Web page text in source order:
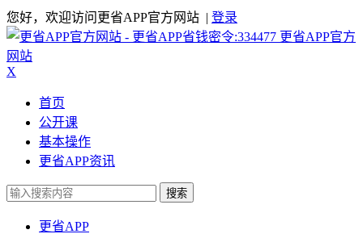
您好，欢迎访问更省APP官方网站 | 登录
更省APP官方
网站
X
首页
公开课
基本操作
更省APP资讯
搜索
更省APP